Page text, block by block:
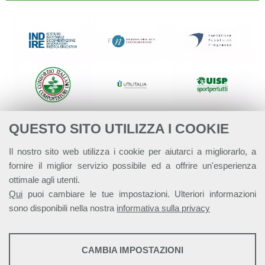
QUESTO SITO UTILIZZA I COOKIE
Il nostro sito web utilizza i cookie per aiutarci a migliorarlo, a
fornire il miglior servizio possibile ed a offrire un'esperienza
ottimale agli utenti.
Qui puoi cambiare le tue impostazioni. Ulteriori informazioni
sono disponibili nella nostra informativa sulla privacy
STATISTICHE
CAMBIA IMPOSTAZIONI